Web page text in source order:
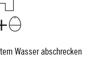
Wasser abschrecken